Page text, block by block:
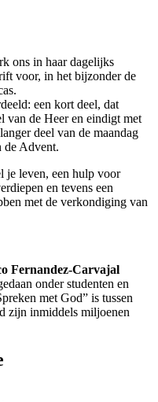
ons in haar dagelijks
voor, in het bijzonder de
een kort deel, dat
van de Heer en eindigt met
deel van de maandag
de Advent.
je leven, een hulp voor
en tevens een
met de verkondiging van
Fernandez-Carvajal
onder studenten en
met God” is tussen
zijn inmiddels miljoenen